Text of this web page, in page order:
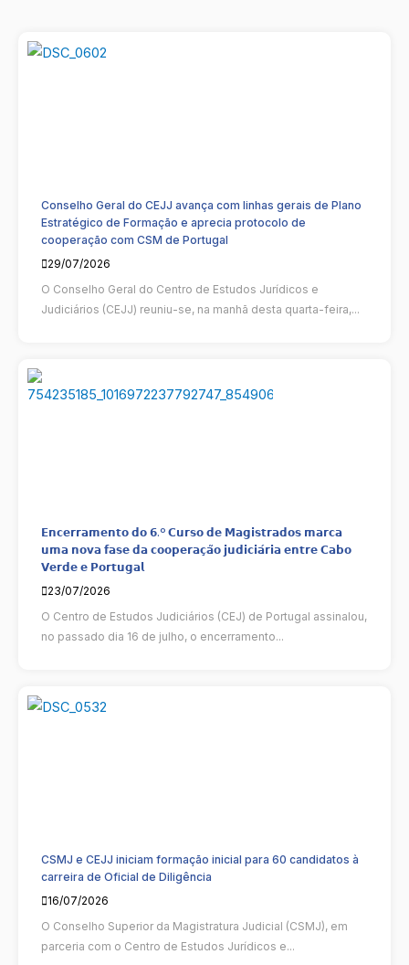
Conselho Geral do CEJJ avança com linhas gerais de Plano
Estratégico de Formação e aprecia protocolo de
cooperação com CSM de Portugal
29/07/2026
O Conselho Geral do Centro de Estudos Jurídicos e
Judiciários (CEJJ) reuniu-se, na manhã desta quarta-feira,...
𝗘𝗻𝗰𝗲𝗿𝗿𝗮𝗺𝗲𝗻𝘁𝗼 𝗱𝗼 𝟲.º 𝗖𝘂𝗿𝘀𝗼 𝗱𝗲 𝗠𝗮𝗴𝗶𝘀𝘁𝗿𝗮𝗱𝗼𝘀 𝗺𝗮𝗿𝗰𝗮
𝘂𝗺𝗮 𝗻𝗼𝘃𝗮 𝗳𝗮𝘀𝗲 𝗱𝗮 𝗰𝗼𝗼𝗽𝗲𝗿𝗮𝗰̧𝗮̃𝗼 𝗷𝘂𝗱𝗶𝗰𝗶𝗮́𝗿𝗶𝗮 𝗲𝗻𝘁𝗿𝗲 𝗖𝗮𝗯𝗼
𝗩𝗲𝗿𝗱𝗲 𝗲 𝗣𝗼𝗿𝘁𝘂𝗴𝗮𝗹
23/07/2026
O Centro de Estudos Judiciários (CEJ) de Portugal assinalou,
no passado dia 16 de julho, o encerramento...
CSMJ e CEJJ iniciam formação inicial para 60 candidatos à
carreira de Oficial de Diligência
16/07/2026
O Conselho Superior da Magistratura Judicial (CSMJ), em
parceria com o Centro de Estudos Jurídicos e...